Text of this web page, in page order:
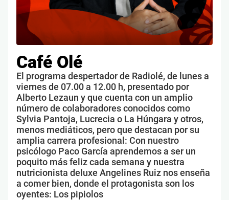
Café Olé
El programa despertador de Radiolé, de lunes a
viernes de 07.00 a 12.00 h, presentado por
Alberto Lezaun y que cuenta con un amplio
número de colaboradores conocidos como
Sylvia Pantoja, Lucrecia o La Húngara y otros,
menos mediáticos, pero que destacan por su
amplia carrera profesional: Con nuestro
psicólogo Paco García aprendemos a ser un
poquito más feliz cada semana y nuestra
nutricionista deluxe Angelines Ruiz nos enseña
a comer bien, donde el protagonista son los
oyentes: Los pipiolos